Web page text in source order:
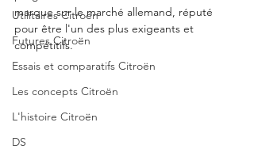
Utilitaires Citroën
Futures Citroën
Essais et comparatifs Citroën
Les concepts Citroën
L'histoire Citroën
DS
marque sur le marché allemand, réputé
pour être l'un des plus exigeants et
compétitifs.